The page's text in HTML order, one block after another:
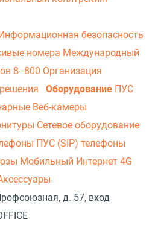
безопасность
номера Международный
8−800 Организация
Оборудование ПУС
Веб-камеры
Сетевое оборудование
ПУС (SIP) телефоны
Мобильный Интернет 4G
д. 57, вход